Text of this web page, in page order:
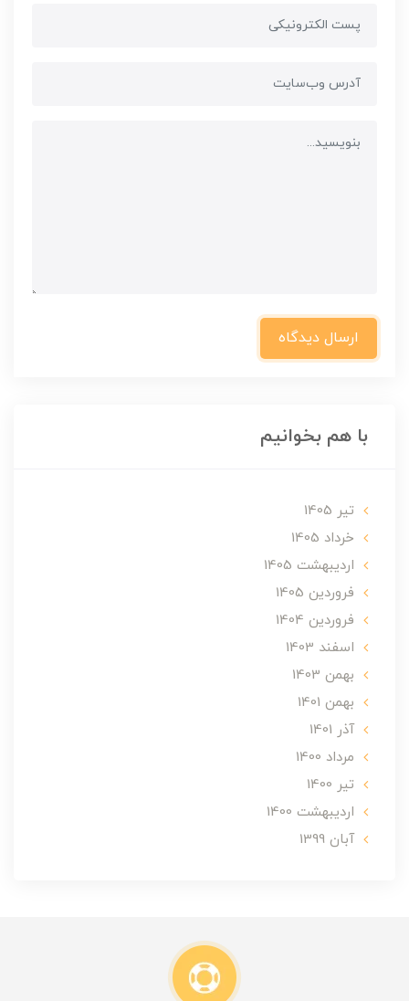
ارسال دیدگاه
با هم بخوانیم
تير 1405
خرداد 1405
ارديبهشت 1405
فروردین 1405
فروردین 1404
اسفند 1403
بهمن 1403
بهمن 1401
آذر 1401
مرداد 1400
تير 1400
ارديبهشت 1400
آبان 1399